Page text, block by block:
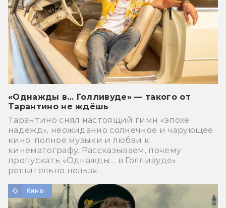
«Однажды в… Голливуде» — такого от
Тарантино не ждёшь
Тарантино снял настоящий гимн «эпохе
надежд», неожиданно солнечное и чарующее
кино, полное музыки и любви к
кинематографу. Рассказываем, почему
пропускать «Однажды… в Голливуде»
решительно нельзя.
Кино